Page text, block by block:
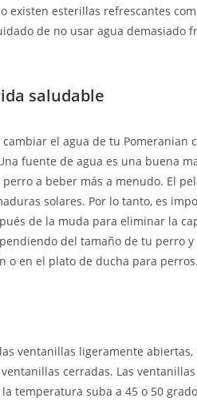
existen esterillas refrescantes
de no usar agua demasiado
saludable
el agua de tu Pomeranian
fuente de agua es una buena
a beber más a menudo. El
solares. Por lo tanto, es
de la muda para eliminar la
del tamaño de tu perro y
o en el plato de ducha para perros.
ventanillas ligeramente
cerradas. Las ventanillas
temperatura suba a 45 o 50